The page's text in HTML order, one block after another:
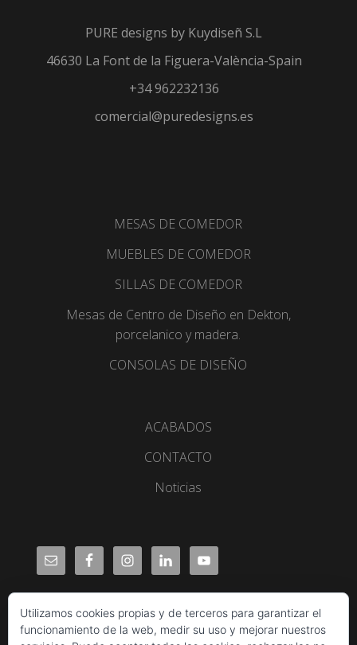
PURE designs by Kuydiseñ S.L
46630 La Font de la Figuera-València-Spain
+34 962232136
comercial@puredesigns.es
MESAS DE COMEDOR
MUEBLES DE COMEDOR
SILLAS DE COMEDOR
Mesas de Centro de Diseño en Dekton,
porcelanico y madera.
CONSOLAS DE DISEÑO
ACABADOS
CONTACTO
Noticias
Utilizamos cookies propias y de terceros para garantizar el
funcionamiento de la web, medir su uso y mejorar nuestros